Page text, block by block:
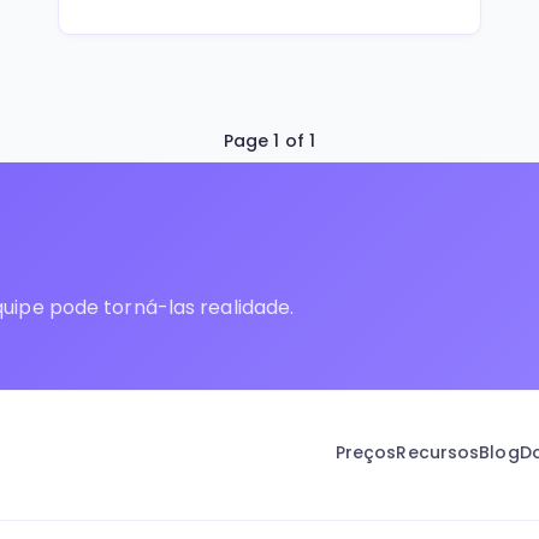
Page 1 of 1
pode torná-las realidade.
PreçosRecursosBlog